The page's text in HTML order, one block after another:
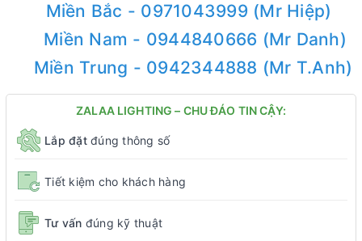
Miền Bắc - 0971043999 (Mr Hiệp)
Miền Nam - 0944840666 (Mr Danh)
Miền Trung - 0942344888 (Mr T.Anh)
ZALAA LIGHTING – CHU ĐÁO TIN CẬY:
Lắp đặtđúng thông số
Tiết kiệm cho khách hàng
Tư vấn đúng kỹ thuật